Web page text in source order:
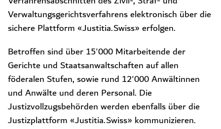
Verwaltungsgerichtsverfahrens elektronisch über die
sichere Plattform «Justitia.Swiss» erfolgen.
Betroffen sind über 15'000 Mitarbeitende der
Gerichte und Staatsanwaltschaften auf allen
föderalen Stufen, sowie rund 12'000 Anwältinnen
und Anwälte und deren Personal. Die
Justizvollzugsbehörden werden ebenfalls über die
Justizplattform «Justitia.Swiss» kommunizieren.